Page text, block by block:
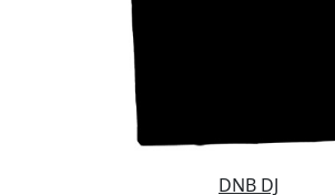
DNB DJ